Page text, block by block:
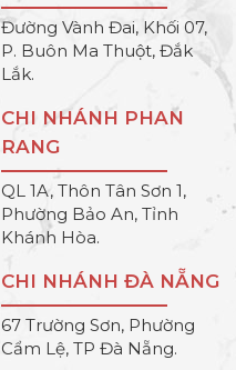
Đường Vành Đai, Khối 07,
P. Buôn Ma Thuột, Đắk
Lắk.
CHI NHÁNH PHAN
RANG
QL 1A, Thôn Tân Sơn 1,
Phường Bảo An, Tỉnh
Khánh Hòa.
CHI NHÁNH ĐÀ NẴNG
67 Trường Sơn, Phường
Cẩm Lệ, TP Đà Nẵng.